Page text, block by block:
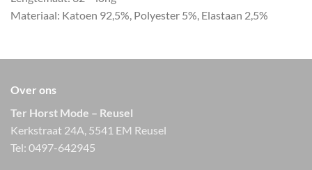
Materiaal: Katoen 92,5%, Polyester 5%, Elastaan 2,5%
Over ons
Ter Horst Mode – Reusel
Kerkstraat 24A, 5541 EM Reusel
Tel: 0497-642945